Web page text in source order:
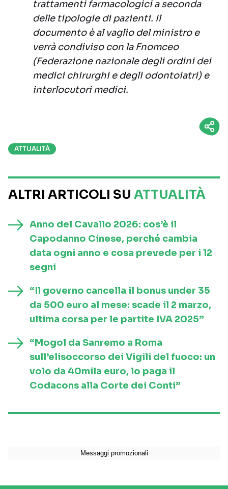
trattamenti farmacologici a seconda
delle tipologie di pazienti. Il
documento è al vaglio del ministro e
verrà condiviso con la Fnomceo
(Federazione nazionale degli ordini dei
medici chirurghi e degli odontoiatri) e
interlocutori medici.
ATTUALITÀ
ALTRI ARTICOLI SU ATTUALITÀ
Anno del Cavallo 2026: cos’è il
Capodanno Cinese, perché cambia
data ogni anno e cosa prevede per i 12
segni
“Il governo cancella il bonus under 35
da 500 euro al mese: scade il 2 marzo,
ultima corsa per le partite IVA 2025”
“Mogol da Sanremo a Roma
sull’elisoccorso dei Vigili del fuoco: un
volo da 40mila euro, lo paga il
Codacons alla Corte dei Conti”